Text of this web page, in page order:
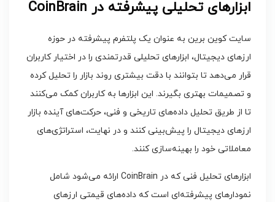
ابزارهای تحلیلی پیشرفته در CoinBrain
سایت کوین برین به عنوان یک پلتفرم پیشرفته در حوزه
ارزهای دیجیتال، ابزارهای تحلیلی قدرتمندی را در اختیار کاربران
قرار می‌دهد تا بتوانند با دقت بیشتری روند بازار را تحلیل کرده
و تصمیمات بهتری بگیرند. این ابزارها به کاربران کمک می‌کنند
تا از طریق تحلیل داده‌های تاریخی و فنی، حرکت‌های آینده بازار
ارزهای دیجیتال را پیش‌بینی کنند و در نهایت، استراتژی‌های
معاملاتی خود را بهینه‌سازی کنند.
ابزارهای تحلیل فنی که در CoinBrain ارائه می‌شود شامل
نمودارهای پیشرفته‌ای است که داده‌های قیمتی ارزهای